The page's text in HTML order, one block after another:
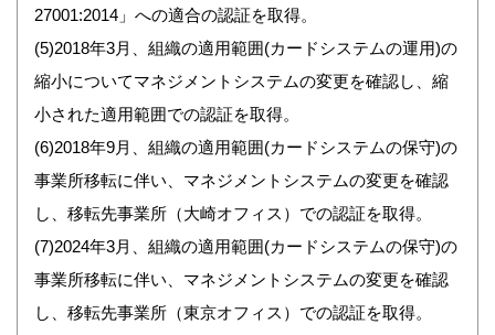
27001:2014」への適合の認証を取得。
(5)2018年3月、組織の適用範囲(カードシステムの運用)の
縮小についてマネジメントシステムの変更を確認し、縮
小された適用範囲での認証を取得。
(6)2018年9月、組織の適用範囲(カードシステムの保守)の
事業所移転に伴い、マネジメントシステムの変更を確認
し、移転先事業所（大崎オフィス）での認証を取得。
(7)2024年3月、組織の適用範囲(カードシステムの保守)の
事業所移転に伴い、マネジメントシステムの変更を確認
し、移転先事業所（東京オフィス）での認証を取得。